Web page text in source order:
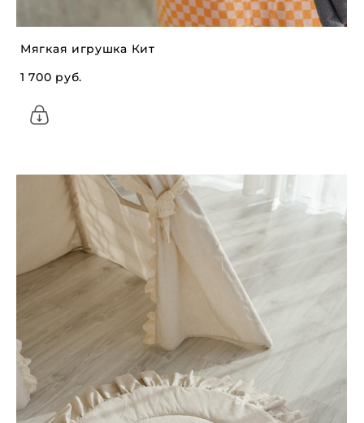
Мягкая игрушка Кит
1 700 pуб.